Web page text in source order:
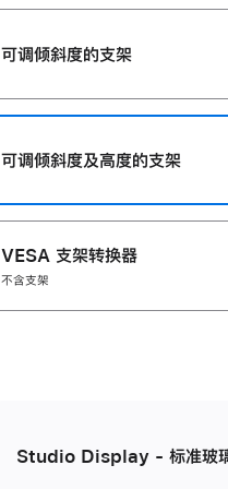
开
可调倾斜度的支架
可调倾斜度及高‍度的支‍架
VESA 支架转换器
不含支架
Studio Display - 标准玻璃